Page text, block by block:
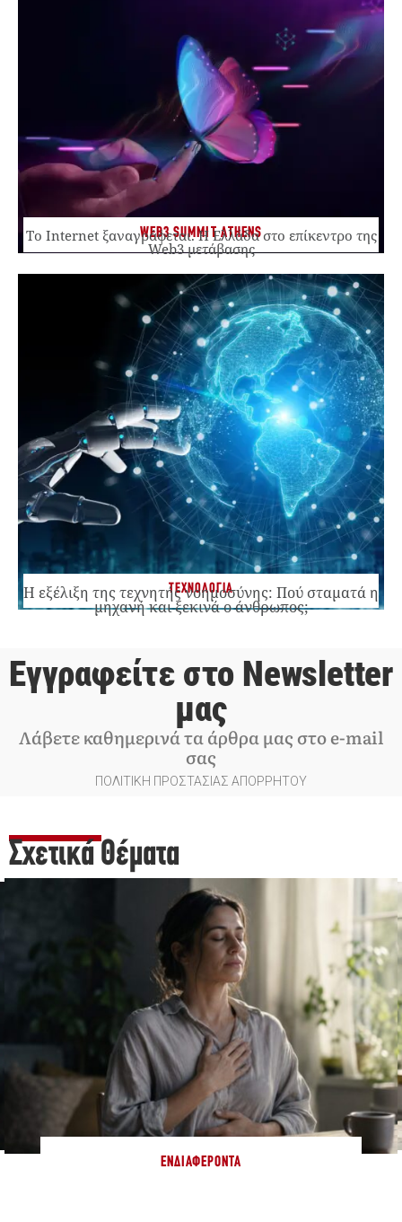
WEB3 SUMMIT ATHENS
Το Internet ξαναγράφεται. Η Ελλάδα στο επίκεντρο της
Web3 μετάβασης
ΤΕΧΝΟΛΟΓΙΑ
Η εξέλιξη της τεχνητής νοημοσύνης: Πού σταματά η
μηχανή και ξεκινά ο άνθρωπος;
Εγγραφείτε στο Newsletter
μας
Λάβετε καθημερινά τα άρθρα μας στο e-mail
σας
ΠΟΛΙΤΙΚΗ ΠΡΟΣΤΑΣΙΑΣ ΑΠΟΡΡΗΤΟΥ
Σχετικά Θέματα
ΕΝΔΙΑΦΈΡΟΝΤΑ